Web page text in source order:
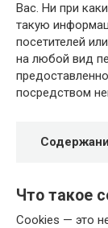
Вас. Ни при
такую
посетителей
на любой вид
посредством
Что такое
Cookies — это